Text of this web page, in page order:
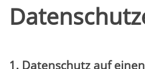
1. Datenschutz auf